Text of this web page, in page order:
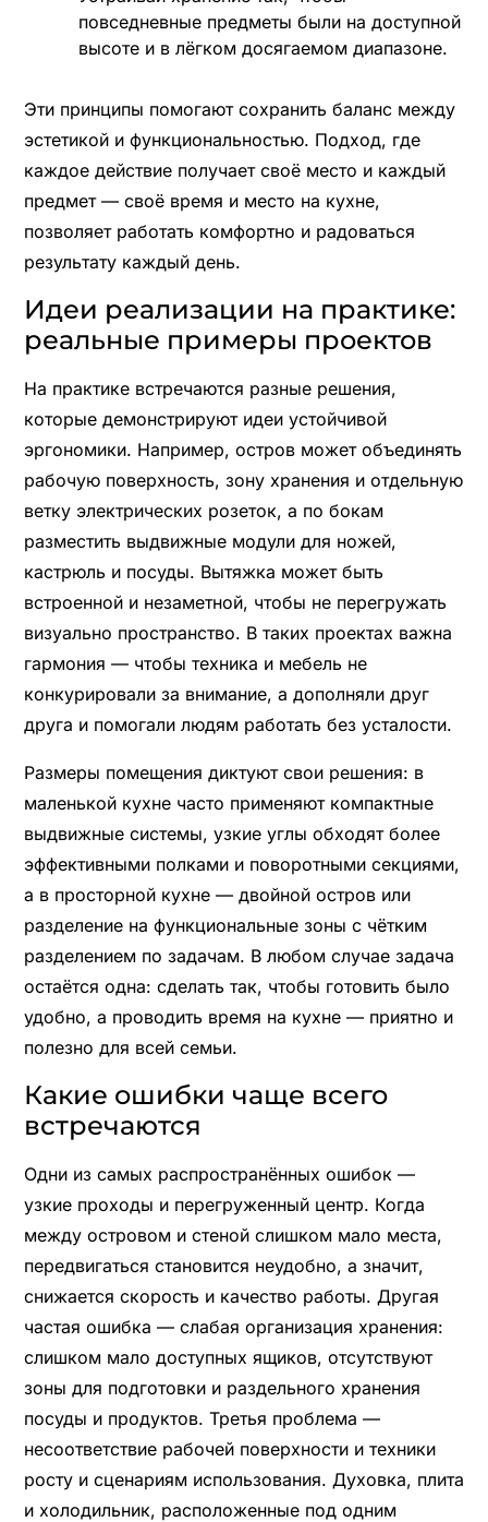
повседневные предметы были на доступной
высоте и в лёгком досягаемом диапазоне.
Эти принципы помогают сохранить баланс между
эстетикой и функциональностью. Подход, где
каждое действие получает своё место и каждый
предмет — своё время и место на кухне,
позволяет работать комфортно и радоваться
результату каждый день.
Идеи реализации на практике:
реальные примеры проектов
На практике встречаются разные решения,
которые демонстрируют идеи устойчивой
эргономики. Например, остров может объединять
рабочую поверхность, зону хранения и отдельную
ветку электрических розеток, а по бокам
разместить выдвижные модули для ножей,
кастрюль и посуды. Вытяжка может быть
встроенной и незаметной, чтобы не перегружать
визуально пространство. В таких проектах важна
гармония — чтобы техника и мебель не
конкурировали за внимание, а дополняли друг
друга и помогали людям работать без усталости.
Размеры помещения диктуют свои решения: в
маленькой кухне часто применяют компактные
выдвижные системы, узкие углы обходят более
эффективными полками и поворотными секциями,
а в просторной кухне — двойной остров или
разделение на функциональные зоны с чётким
разделением по задачам. В любом случае задача
остаётся одна: сделать так, чтобы готовить было
удобно, а проводить время на кухне — приятно и
полезно для всей семьи.
Какие ошибки чаще всего
встречаются
Одни из самых распространённых ошибок —
узкие проходы и перегруженный центр. Когда
между островом и стеной слишком мало места,
передвигаться становится неудобно, а значит,
снижается скорость и качество работы. Другая
частая ошибка — слабая организация хранения:
слишком мало доступных ящиков, отсутствуют
зоны для подготовки и раздельного хранения
посуды и продуктов. Третья проблема —
несоответствие рабочей поверхности и техники
росту и сценариям использования. Духовка, плита
и холодильник, расположенные под одним